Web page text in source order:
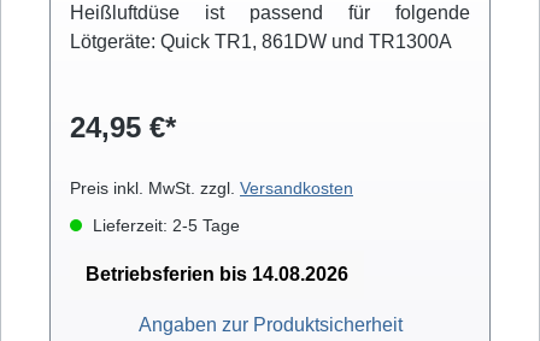
Heißluftdüse ist passend für folgende
Lötgeräte: Quick TR1, 861DW und TR1300A
24,95 €*
Preis inkl. MwSt. zzgl. Versandkosten
Lieferzeit: 2-5 Tage
Betriebsferien bis 14.08.2026
Angaben zur Produktsicherheit